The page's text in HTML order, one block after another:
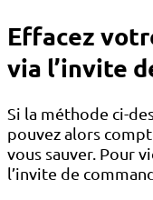
Effacez
via l’invite
Si la méthode ci-
pouvez alors
vous sauver. Pour
l’invite de